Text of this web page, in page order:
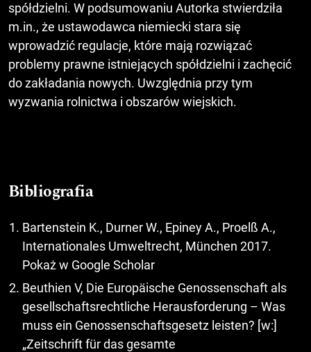
spółdzielni. W podsumowaniu Autorka stwierdziła
m.in., że ustawodawca niemiecki stara się
wprowadzić regulacje, które mają rozwiązać
problemy prawne istniejących spółdzielni i zachęcić
do zakładania nowych. Uwzględnia przy tym
wyzwania rolnictwa i obszarów wiejskich.
Bibliografia
Bartenstein K., Durner W., Epiney A., Proelß A.,
Internationales Umweltrecht, München 2017.
Pokaż w Google Scholar
Beuthien V, Die Europäische Genossenschaft als
gesellschaftsrechtliche Herausforderung – Was
muss ein Genossenschaftsgesetz leisten? [w:]
„Zeitschrift für das gesamte